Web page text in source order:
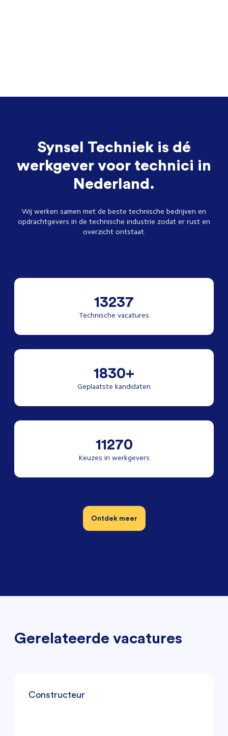
Synsel Techniek is dé
werkgever voor technici in
Nederland.
Wij werken samen met de beste technische bedrijven en
opdrachtgevers in de technische industrie zodat er rust en
overzicht ontstaat.
13237
Technische vacatures
1830+
Geplaatste kandidaten
11270
Keuzes in werkgevers
Ontdek meer
Gerelateerde vacatures
Constructeur